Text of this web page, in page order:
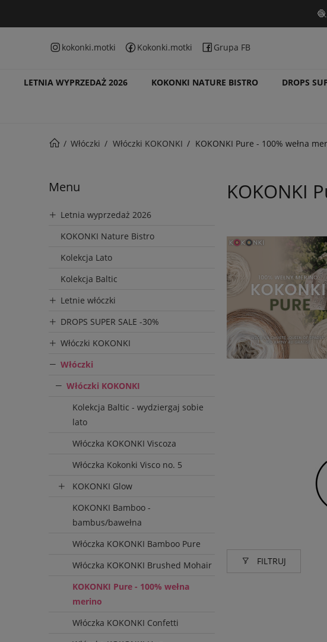
kokonki.motki Kokonki.motki Grupa FB
LETNIA WYPRZEDAŻ 2026 KOKONKI NATURE BISTRO DROPS
Włóczki Włóczki KOKONKI KOKONKI Pure - 100% wełna
Menu
Letnia wyprzedaż 2026
KOKONKI Nature Bistro
Kolekcja Lato
Kolekcja Baltic
Letnie włóczki
DROPS SUPER SALE -30%
Włóczki KOKONKI
Włóczki
Włóczki KOKONKI
Kolekcja Baltic - wydziergaj sobie
lato
Włóczka KOKONKI Viscoza
Włóczka Kokonki Visco no. 5
KOKONKI Glow
KOKONKI Bamboo -
bambus/bawełna
Włóczka KOKONKI Bamboo Pure
Włóczka KOKONKI Brushed Mohair
KOKONKI Pure - 100% wełna
merino
Włóczka KOKONKI Confetti
KOKONKI
FILTRUJ